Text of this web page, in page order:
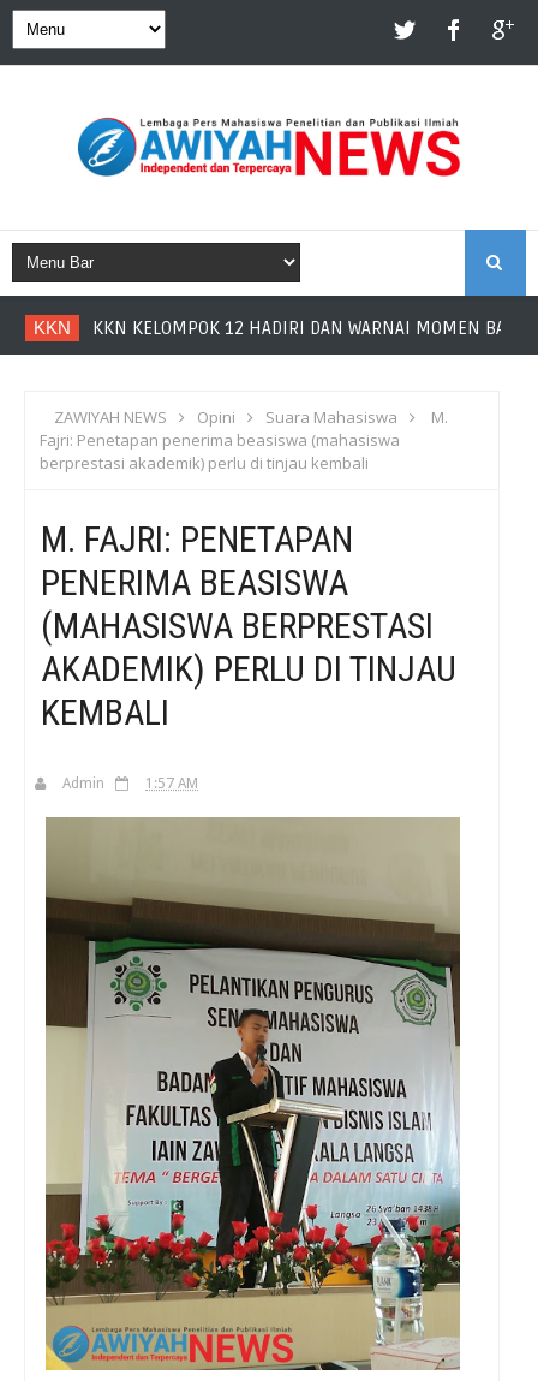
KKN KKN KELOMPOK 12 HADIRI DAN WARNAI MOMEN
ZAWIYAH NEWS Opini Suara Mahasiswa
M.
Fajri: Penetapan penerima beasiswa (mahasiswa
berprestasi akademik) perlu di tinjau kembali
M. FAJRI: PENETAPAN
PENERIMA BEASISWA
(MAHASISWA BERPRESTASI
AKADEMIK) PERLU DI TINJAU
KEMBALI
Admin 1:57 AM